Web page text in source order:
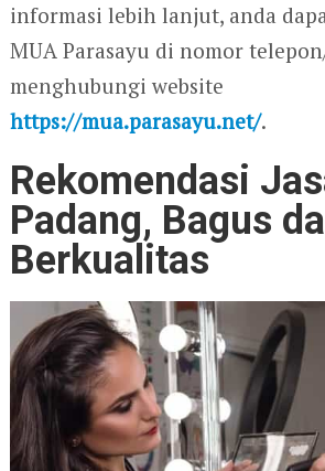
informasi lebih lanjut, anda
MUA Parasayu di nomor
menghubungi website
https://mua.parasayu.net/.
Rekomendasi
Padang, Bagus
Berkualitas